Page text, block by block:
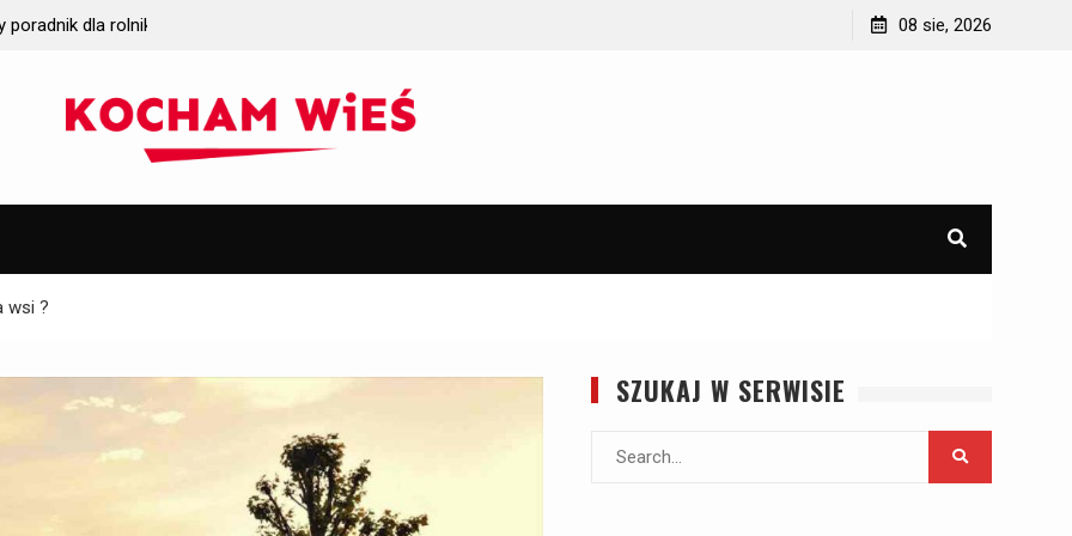
wybrać
Jak wyposażyć domek letniskowy lub domek na
08 sie, 2026
wsi ?
SZUKAJ W SERWISIE
Search